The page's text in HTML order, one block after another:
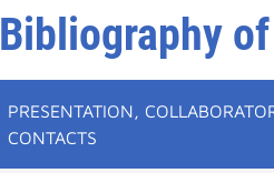
Bibliography
PRESENTATION,
CONTACTS